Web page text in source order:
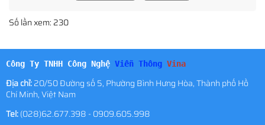
Số lần xem: 230
Công Ty TNHH Công Nghệ Viễn Thông Vina
Địa chỉ:20/50 Đường số 5, Phường Bình Hưng Hòa, Thành phố Hồ
Chí Minh, Việt Nam
Tel:(028)62.677.398 - 0909.605.998